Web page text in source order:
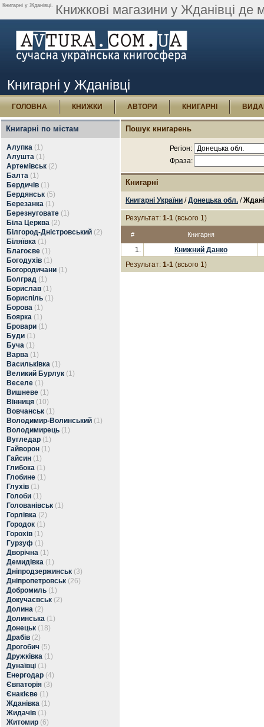
Книгарні у Жданівці. Книжкові магазини у Жданівці де
Книгарні у Жданівці
ГОЛОВНА КНИЖКИ АВТОРИ КНИГАРНІ
Книгарні по містам
Алупка (1)
Алушта (1)
Артемівськ (2)
Балта (1)
Бердичів (1)
Бердянськ (5)
Березанка (1)
Березнуговате (1)
Біла Церква (2)
Білгород-Дністровський (2)
Біляївка (1)
Благоєве (1)
Богодухів (1)
Богородичани (1)
Болград (1)
Борислав (1)
Бориспіль (1)
Борова (1)
Боярка (1)
Бровари (1)
Буди (1)
Буча (1)
Варва (1)
Васильківка (1)
Великий Бурлук (1)
Веселе (1)
Вишневе (1)
Вінниця (10)
Вовчанськ (1)
Володимир-Волинський (1)
Володимирець (1)
Вугледар (1)
Гайворон (1)
Гайсин (1)
Глибока (1)
Глобине (1)
Глухів (1)
Голоби (1)
Голованівськ (1)
Горлівка (2)
Городок (1)
Горохів (1)
Гурзуф (1)
Дворічна (1)
Демидівка (1)
Дніпродзержинськ (3)
Дніпропетровськ (26)
Добромиль (1)
Докучаєвськ (2)
Долина (2)
Долинська (1)
Донецьк (18)
Драбів (2)
Дрогобич (5)
Дружківка (1)
Дунаївці (1)
Енергодар (4)
Євпаторія (3)
Єнакієве (1)
Жданівка (1)
Жидачів (1)
Житомир (6)
Пошук книгарень
Регіон:
Фраза:
Книгарні
Книгарні України /Донецька обл. /
Результат: 1-1 (всього 1)
# Книгарня
1.
Книжний Данко
Результат: 1-1 (всього 1)